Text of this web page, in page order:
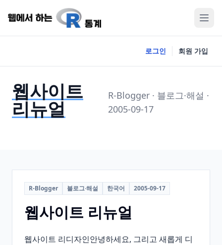
로그인 회원 가입
웹사이트
리뉴얼
R-Blogger · 블로그·해설 ·
2005-09-17
R-Blogger 블로그·해설 한국어 2005-09-17
웹사이트 리뉴얼
웹사이트 리디자인안녕하세요, 그리고 새롭게 디